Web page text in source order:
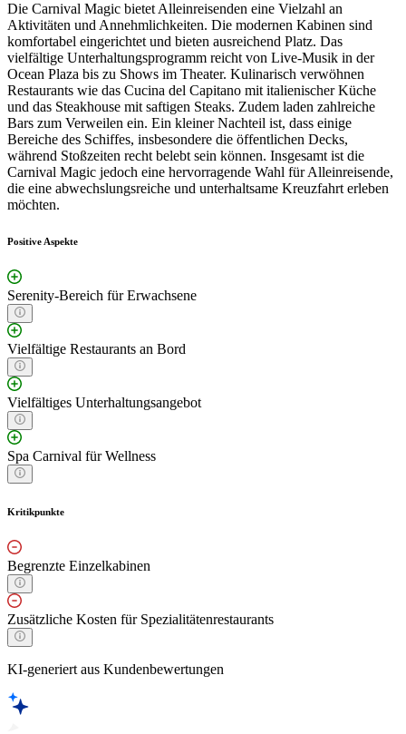
Die Carnival Magic bietet Alleinreisenden eine Vielzahl an
Aktivitäten und Annehmlichkeiten. Die modernen Kabinen sind
komfortabel eingerichtet und bieten ausreichend Platz. Das
vielfältige Unterhaltungsprogramm reicht von Live-Musik in der
Ocean Plaza bis zu Shows im Theater. Kulinarisch verwöhnen
Restaurants wie das Cucina del Capitano mit italienischer Küche
und das Steakhouse mit saftigen Steaks. Zudem laden zahlreiche
Bars zum Verweilen ein. Ein kleiner Nachteil ist, dass einige
Bereiche des Schiffes, insbesondere die öffentlichen Decks,
während Stoßzeiten recht belebt sein können. Insgesamt ist die
Carnival Magic jedoch eine hervorragende Wahl für Alleinreisende,
die eine abwechslungsreiche und unterhaltsame Kreuzfahrt erleben
möchten.
Positive Aspekte
Serenity-Bereich für Erwachsene
Vielfältige Restaurants an Bord
Vielfältiges Unterhaltungsangebot
Spa Carnival für Wellness
Kritikpunkte
Begrenzte Einzelkabinen
Zusätzliche Kosten für Spezialitätenrestaurants
KI-generiert aus Kundenbewertungen